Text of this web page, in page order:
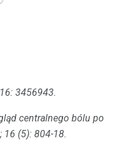
3456943.
centralnego bólu po
16 (5): 804-18.